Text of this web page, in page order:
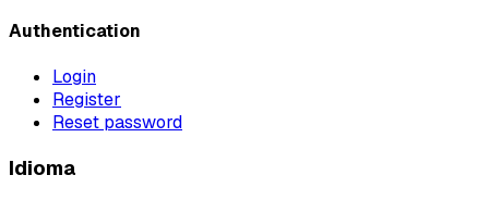
Authentication
Login
Register
Reset password
Idioma